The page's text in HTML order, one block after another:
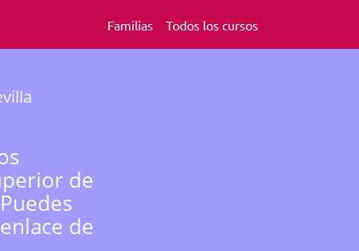
Familias Todos los cursos
de
de